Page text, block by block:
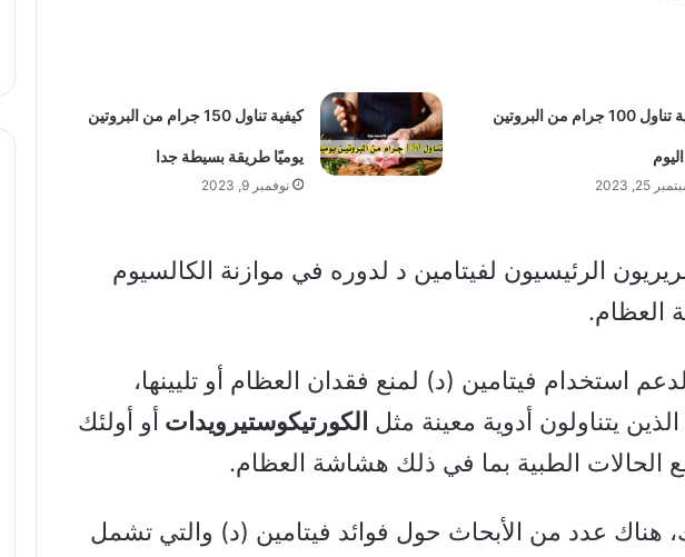
كيفية تناول 100 جرام من البروتين
25, 2023
كيفية تناول 150 جرام من البروتين
يوميًا طريقة بسيطة جدا
نوفمبر 9, 2023
الرئيسيون لفيتامين د لدوره في موازنة الكالسيوم
العظام.
استخدام فيتامين (د) لمنع فقدان العظام أو تليينها،
يتناولون أدوية معينة مثل الكورتيكوستيرويدات أو أولئك
الحالات الطبية بما في ذلك هشاشة العظام.
هناك عدد من الأبحاث حول فوائد فيتامين (د) والتي تشمل